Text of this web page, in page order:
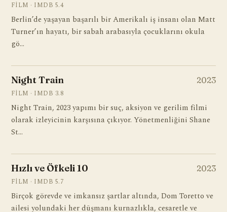
FILM · IMDB 5.4
Berlin’de yaşayan başarılı bir Amerikalı iş insanı olan Matt
Turner’ın hayatı, bir sabah arabasıyla çocuklarını okula
gö…
Night Train 2023
FILM · IMDB 3.8
Night Train, 2023 yapımı bir suç, aksiyon ve gerilim filmi
olarak izleyicinin karşısına çıkıyor. Yönetmenliğini Shane
St…
Hızlı ve Öfkeli 10 2023
FILM · IMDB 5.7
Birçok görevde ve imkansız şartlar altında, Dom Toretto ve
ailesi yolundaki her düşmanı kurnazlıkla, cesaretle ve